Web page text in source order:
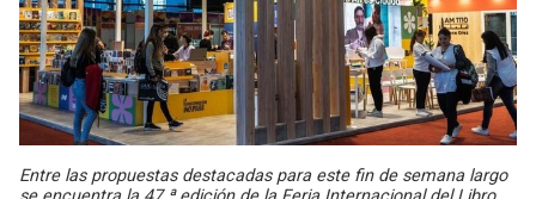
Entre las propuestas destacadas para este fin de semana largo